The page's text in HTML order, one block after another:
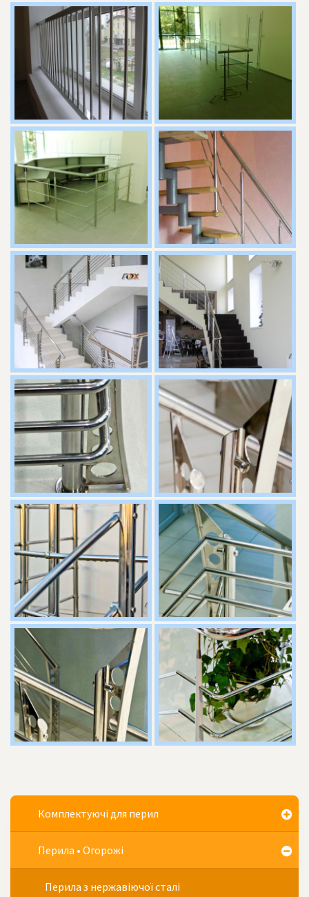
Комплектуючі для перил
Перила • Огорожі
Перила з нержавіючої сталі